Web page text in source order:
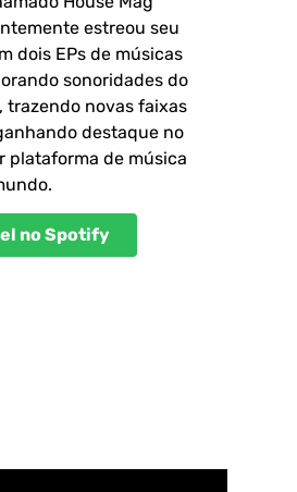
estreou seu
dois EPs de músicas
sonoridades do
trazendo novas faixas
destaque no
plataforma de música
no Spotify